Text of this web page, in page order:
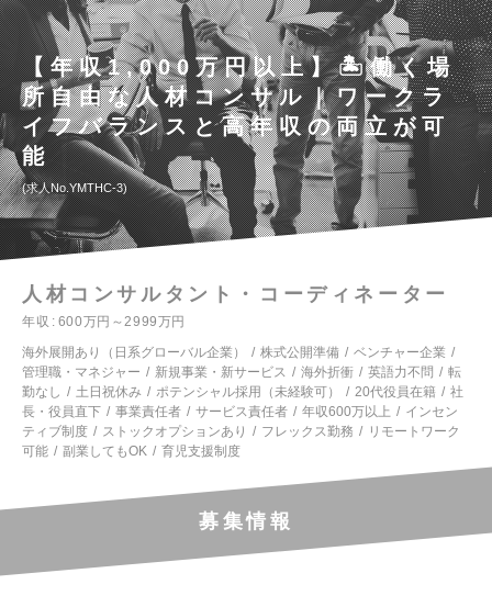
【年収1,000万円以上】🏝️働く場
所自由な人材コンサル｜ワークラ
イフバランスと高年収の両立が可
能
求人No.YMTHC-3
人材コンサルタント・コーディネーター
年収
600万円～2999万円
海外展開あり（日系グローバル企業）
株式公開準備
ベンチャー企業
管理職・マネジャー
新規事業・新サービス 海外折衝 英語力不問
転
勤なし
土日祝休み ポテンシャル採用（未経験可） 20代役員在籍
社
長・役員直下
事業責任者 サービス責任者 年収600万以上
インセン
ティブ制度
ストックオプションあり フレックス勤務
リモートワーク
可能
副業してもOK 育児支援制度
募集情報